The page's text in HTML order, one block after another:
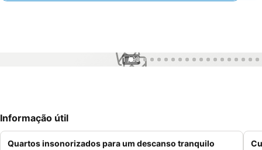
1 / 99
Informação útil
Quartos insonorizados para um descanso tranquilo